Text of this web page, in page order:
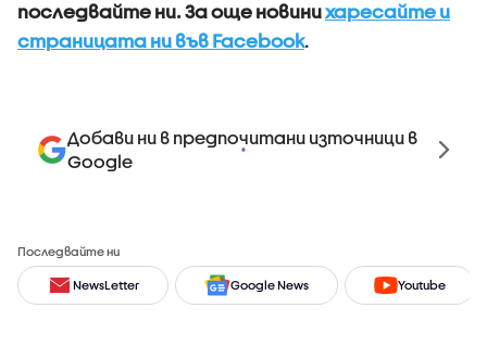
последвайте ни.За още новинихаресайте и
страницата ни във Facebook.
Добави ни в предпочитани източници в
Google
Последвайте ни
NewsLetter Google News Youtube